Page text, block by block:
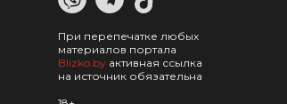
При перепечатке любых
материалов портала
Blizko.by активная ссылка
на источник обязательна